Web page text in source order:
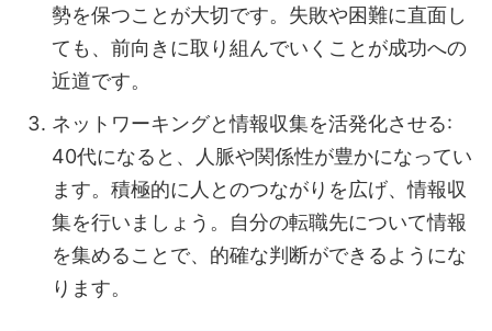
勢を保つことが大切です。失敗や困難に直面し
ても、前向きに取り組んでいくことが成功への
近道です。
ネットワーキングと情報収集を活発化させる:
40代になると、人脈や関係性が豊かになってい
ます。積極的に人とのつながりを広げ、情報収
集を行いましょう。自分の転職先について情報
を集めることで、的確な判断ができるようにな
ります。